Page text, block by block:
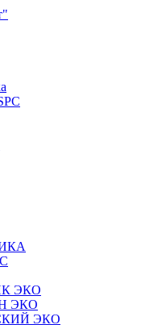
ЭКО
ЭКО
ЭКО